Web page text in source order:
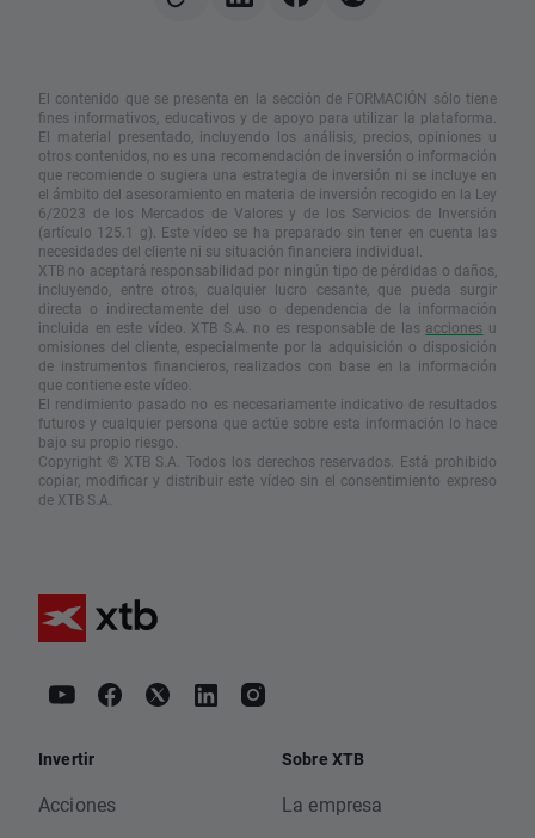
El contenido que se presenta en la sección de FORMACIÓN sólo tiene
fines informativos, educativos y de apoyo para utilizar la plataforma.
El material presentado, incluyendo los análisis, precios, opiniones u
otros contenidos, no es una recomendación de inversión o información
que recomiende o sugiera una estrategia de inversión ni se incluye en
el ámbito del asesoramiento en materia de inversión recogido en la Ley
6/2023 de los Mercados de Valores y de los Servicios de Inversión
(artículo 125.1 g). Este vídeo se ha preparado sin tener en cuenta las
necesidades del cliente ni su situación financiera individual.
XTB no aceptará responsabilidad por ningún tipo de pérdidas o daños,
incluyendo, entre otros, cualquier lucro cesante, que pueda surgir
directa o indirectamente del uso o dependencia de la información
incluida en este vídeo. XTB S.A. no es responsable de las acciones u
omisiones del cliente, especialmente por la adquisición o disposición
de instrumentos financieros, realizados con base en la información
que contiene este vídeo.
El rendimiento pasado no es necesariamente indicativo de resultados
futuros y cualquier persona que actúe sobre esta información lo hace
bajo su propio riesgo.
Copyright © XTB S.A. Todos los derechos reservados. Está prohibido
copiar, modificar y distribuir este vídeo sin el consentimiento expreso
de XTB S.A.
Invertir
Acciones
Sobre XTB
La empresa